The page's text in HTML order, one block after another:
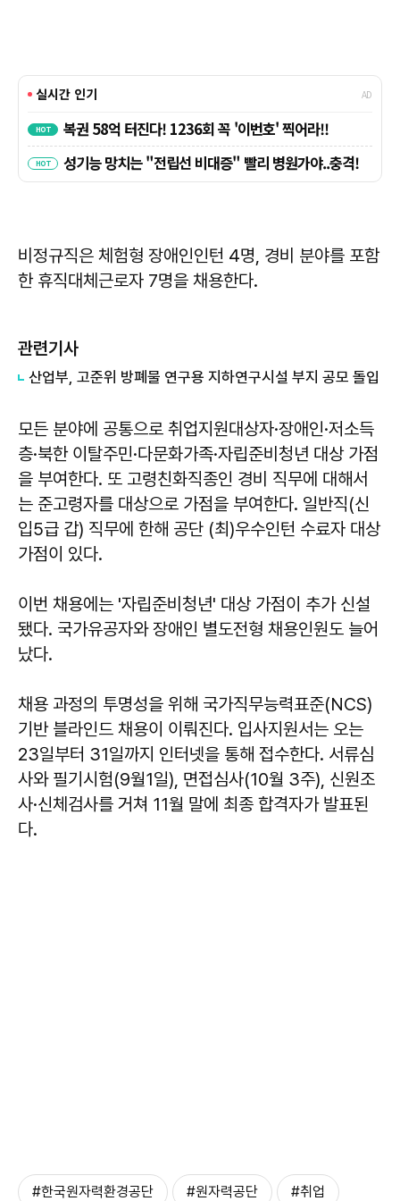
비정규직은 체험형 장애인인턴 4명, 경비 분야를 포함
한 휴직대체근로자 7명을 채용한다.
관련기사
산업부, 고준위 방폐물 연구용 지하연구시설 부지 공모 돌입
모든 분야에 공통으로 취업지원대상자·장애인·저소득
층·북한 이탈주민·다문화가족·자립준비청년 대상 가점
을 부여한다. 또 고령친화직종인 경비 직무에 대해서
는 준고령자를 대상으로 가점을 부여한다. 일반직(신
입5급 갑) 직무에 한해 공단 (최)우수인턴 수료자 대상
가점이 있다.
이번 채용에는 '자립준비청년' 대상 가점이 추가 신설
됐다. 국가유공자와 장애인 별도전형 채용인원도 늘어
났다.
채용 과정의 투명성을 위해 국가직무능력표준(NCS)
기반 블라인드 채용이 이뤄진다. 입사지원서는 오는
23일부터 31일까지 인터넷을 통해 접수한다. 서류심
사와 필기시험(9월1일), 면접심사(10월 3주), 신원조
사·신체검사를 거쳐 11월 말에 최종 합격자가 발표된
다.
#한국원자력환경공단 #원자력공단 #취업